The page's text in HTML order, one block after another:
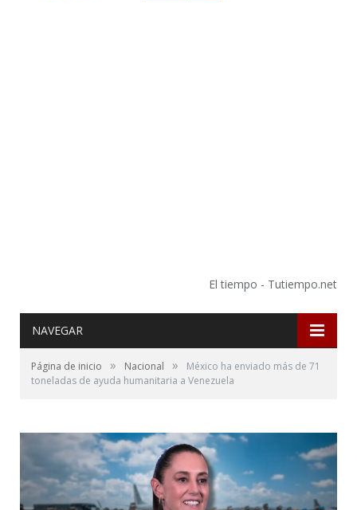
El tiempo - Tutiempo.net
NAVEGAR
Página de inicio » Nacional »
México ha enviado más de 71
toneladas de ayuda humanitaria a Venezuela